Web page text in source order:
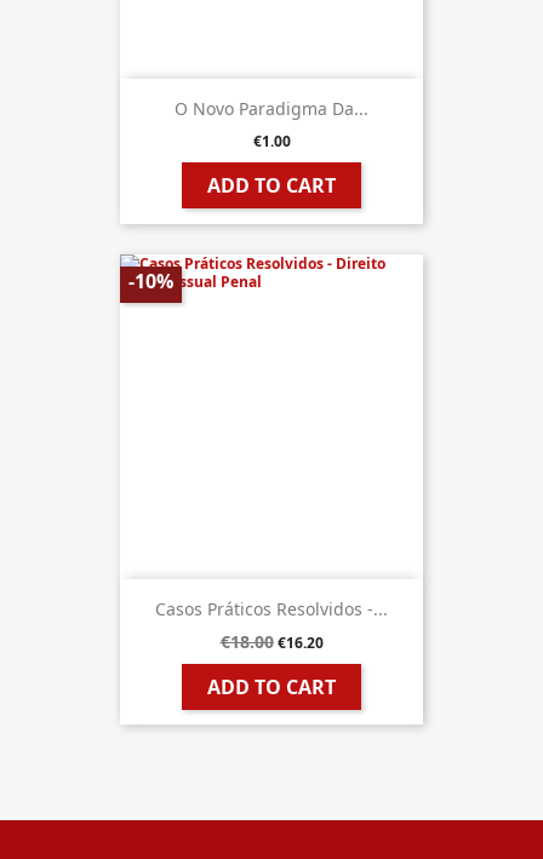
O Novo Paradigma Da...
€1.00
ADD TO CART
Casos Práticos Resolvidos -...
€18.00 €16.20
ADD TO CART
-10%